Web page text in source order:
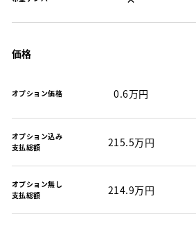
価格
オプション価格 0.6万円
オプション込み
支払総額
215.5万円
オプション無し
支払総額
214.9万円